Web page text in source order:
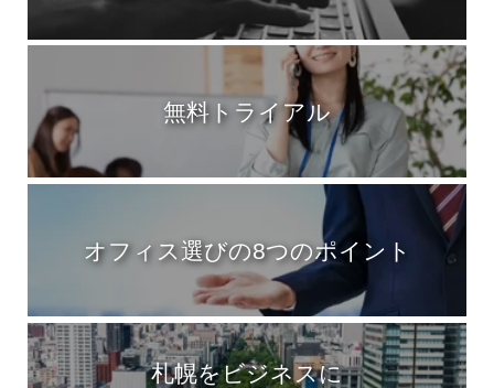
無料トライアル
オフィス選びの8つのポイント
札幌をビジネスに